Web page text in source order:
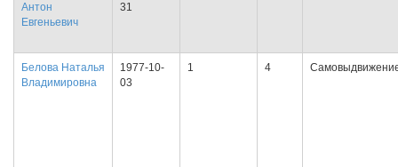
Антон
Евгеньевич
31
Белова Наталья
Владимировна
1977-10-
03
1 4